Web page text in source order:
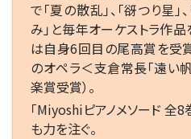
で「夏の散乱」、「谺つり星」
み」と毎年オーケストラ作品
は自身6回目の尾高賞を受
のオペラ＜支倉常長「遠い
楽賞受賞）。
「Miyoshiピアノメソード 全8
も力を注ぐ。